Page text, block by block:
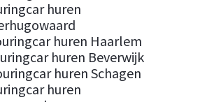
huren
huren Haarlem
huren Beverwijk
huren Schagen
huren